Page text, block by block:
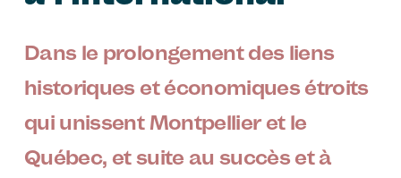
Dans le prolongement des liens
historiques et économiques étroits
qui unissent Montpellier et le
Québec, et suite au succès et à